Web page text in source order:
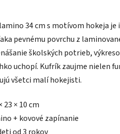
34 cm s motívom hokeja
pevnému povrchu z
školských potrieb,
uchopí. Kufrík zaujme nielen
všetci malí hokejisti.
23 × 10 cm
+ kovové zapínanie